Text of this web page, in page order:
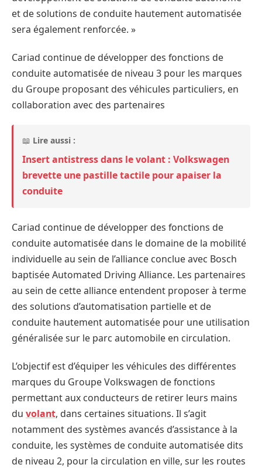
et de solutions de conduite hautement automatisée
sera également renforcée. »
Cariad continue de développer des fonctions de
conduite automatisée de niveau 3 pour les marques
du Groupe proposant des véhicules particuliers, en
collaboration avec des partenaires
📖 Lire aussi :
Insert antistress dans le volant : Volkswagen
brevette une pastille tactile pour apaiser la
conduite
Cariad continue de développer des fonctions de
conduite automatisée dans le domaine de la mobilité
individuelle au sein de l’alliance conclue avec Bosch
baptisée Automated Driving Alliance. Les partenaires
au sein de cette alliance entendent proposer à terme
des solutions d’automatisation partielle et de
conduite hautement automatisée pour une utilisation
généralisée sur le parc automobile en circulation.
L’objectif est d’équiper les véhicules des différentes
marques du Groupe Volkswagen de fonctions
permettant aux conducteurs de retirer leurs mains
du volant, dans certaines situations. Il s’agit
notamment des systèmes avancés d’assistance à la
conduite, les systèmes de conduite automatisée dits
de niveau 2, pour la circulation en ville, sur les routes